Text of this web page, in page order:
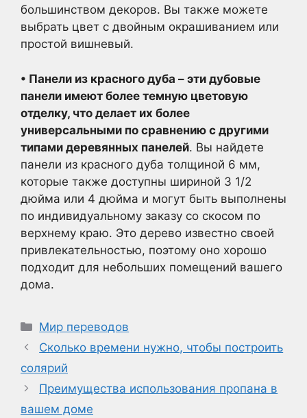
большинством декоров. Вы также можете
выбрать цвет с двойным окрашиванием или
простой вишневый.
• Панели из красного дуба – эти дубовые
панели имеют более темную цветовую
отделку, что делает их более
универсальными по сравнению с другими
типами деревянных панелей. Вы найдете
панели из красного дуба толщиной 6 мм,
которые также доступны шириной 3 1/2
дюйма или 4 дюйма и могут быть выполнены
по индивидуальному заказу со скосом по
верхнему краю. Это дерево известно своей
привлекательностью, поэтому оно хорошо
подходит для небольших помещений вашего
дома.
Рубрики
Мир переводов
Сколько времени нужно, чтобы построить
солярий
Преимущества использования пропана в
вашем доме